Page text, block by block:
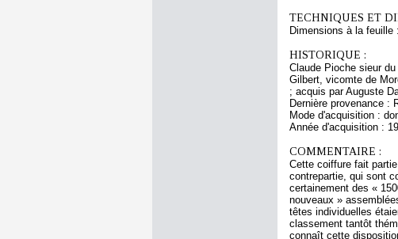
TECHNIQUES ET
Dimensions à la
HISTORIQUE :
Claude Pioche sieur
Gilbert, vicomte de
; acquis par Auguste
Dernière provenance :
Mode d'acquisition :
Année d'acquisition :
COMMENTAIRE :
Cette coiffure fait
contrepartie, qui sont
certainement des «
nouveaux »
têtes individuelles
classement tantôt
connaît cette